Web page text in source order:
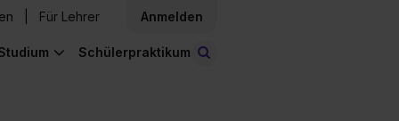
Für Lehrer Anmelden
Schülerpraktikum